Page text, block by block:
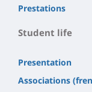
Prestations
Student life
Presentation
Associations